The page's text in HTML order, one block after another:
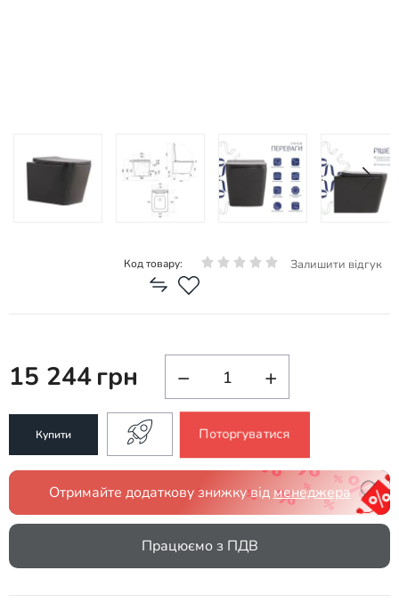
Код товару: Залишити відгук
15 244грн − +
Купити Поторгуватися
Отримайте додаткову знижку від менеджера
Працюємо з ПДВ